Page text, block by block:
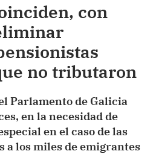
con
no tributaron
Parlamento de Galicia
en la necesidad de
en el caso de las
a los miles de emigrantes